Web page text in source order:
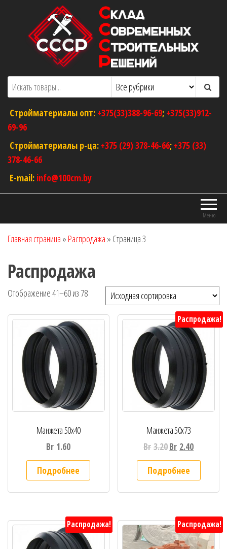
содержимому
ООО "Склад Современных Строительных
Решений"
Оптовый магазин строительных
материалов
Стройматериалы опт: +375(33)388-96-69; +375(33)912-
69-96
Стройматериалы р-ца: +375 (29) 378-46-66; +375 (33)
378-46-66
E-mail: info@100cm.by
Меню
Главная страница » Распродажа » Страница 3
Распродажа
Отображение 41–60 из 78
Манжета 50х40
Br 1.60
Подробнее
Распродажа!
Манжета 50х73
Br 3.20Br 2.40
Подробнее
Распродажа! Распродажа!